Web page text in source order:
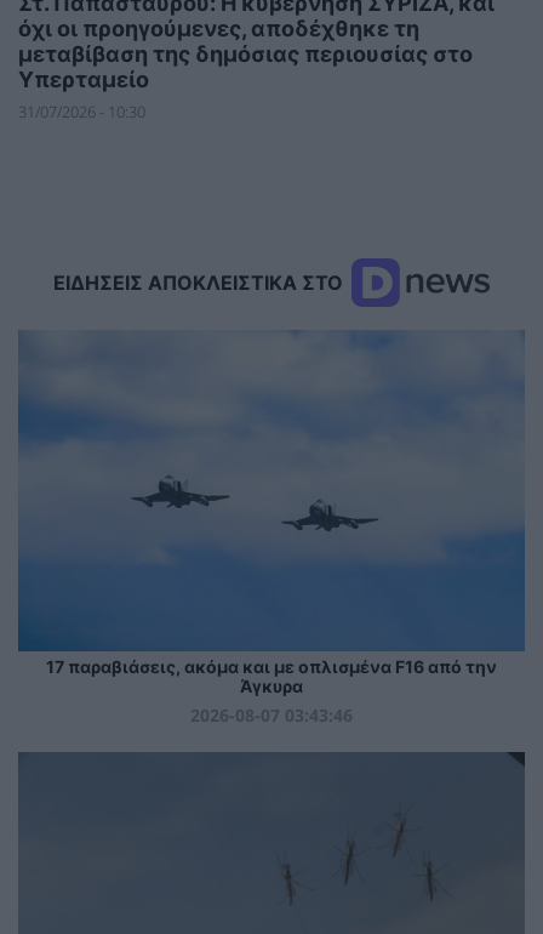
όχι οι προηγούμενες, αποδέχθηκε τη
μεταβίβαση της δημόσιας περιουσίας στο
Υπερταμείο
31/07/2026 - 10:30
ΕΙΔΗΣΕΙΣ ΑΠΟΚΛΕΙΣΤΙΚΑ ΣΤΟ
17 παραβιάσεις, ακόμα και με οπλισμένα F16 από την
Άγκυρα
2026-08-07 03:43:46